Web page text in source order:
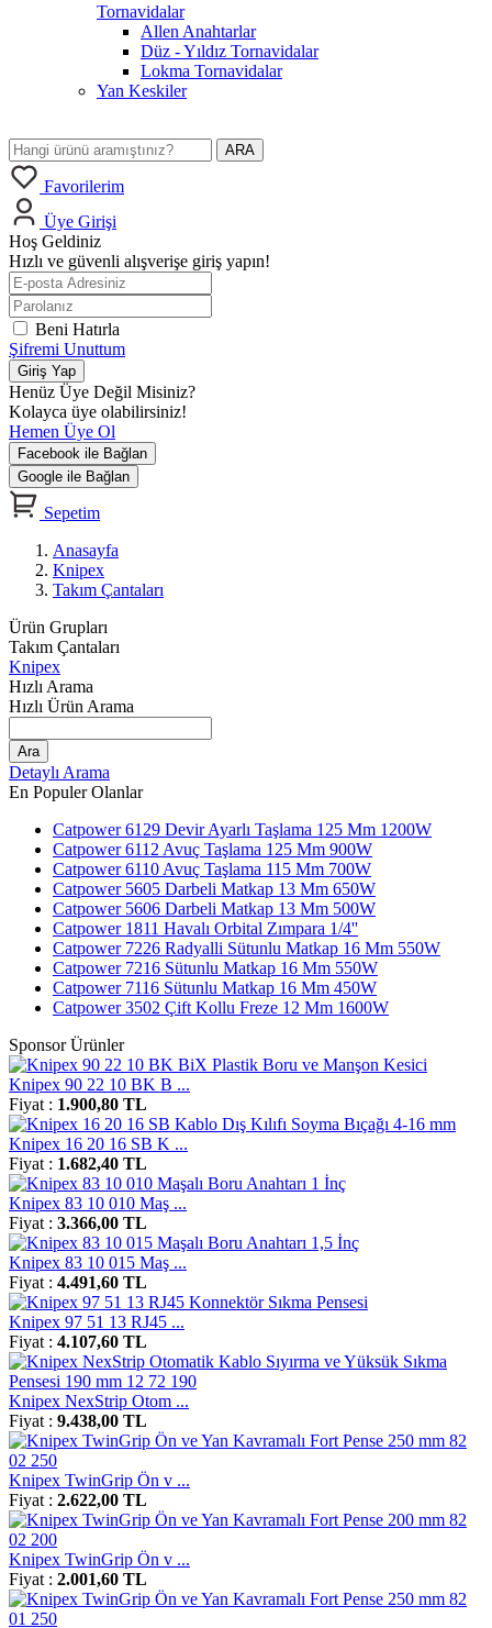
Tornavidalar
Allen Anahtarlar
Düz - Yıldız Tornavidalar
Lokma Tornavidalar
Yan Keskiler
ARA
Favorilerim
Üye Girişi
Hoş Geldiniz
Hızlı ve güvenli alışverişe giriş yapın!
Beni Hatırla
Şifremi Unuttum
Giriş Yap
Henüz Üye Değil Misiniz?
Kolayca üye olabilirsiniz!
Hemen Üye Ol
Facebook ile Bağlan
Google ile Bağlan
Sepetim
Anasayfa
Knipex
Takım Çantaları
Ürün Grupları
Takım Çantaları
Knipex
Hızlı Arama
Hızlı Ürün Arama
Ara
Detaylı Arama
En Populer Olanlar
Catpower 6129 Devir Ayarlı Taşlama 125 Mm 1200W
Catpower 6112 Avuç Taşlama 125 Mm 900W
Catpower 6110 Avuç Taşlama 115 Mm 700W
Catpower 5605 Darbeli Matkap 13 Mm 650W
Catpower 5606 Darbeli Matkap 13 Mm 500W
Catpower 1811 Havalı Orbital Zımpara 1/4''
Catpower 7226 Radyalli Sütunlu Matkap 16 Mm 550W
Catpower 7216 Sütunlu Matkap 16 Mm 550W
Catpower 7116 Sütunlu Matkap 16 Mm 450W
Catpower 3502 Çift Kollu Freze 12 Mm 1600W
Sponsor Ürünler
Knipex 90 22 10 BK B ...
Fiyat : 1.900,80 TL
Knipex 16 20 16 SB K ...
Fiyat : 1.682,40 TL
Knipex 83 10 010 Maş ...
Fiyat : 3.366,00 TL
Knipex 83 10 015 Maş ...
Fiyat : 4.491,60 TL
Knipex 97 51 13 RJ45 ...
Fiyat : 4.107,60 TL
Knipex NexStrip Otom ...
Fiyat : 9.438,00 TL
Knipex TwinGrip Ön v ...
Fiyat : 2.622,00 TL
Knipex TwinGrip Ön v ...
Fiyat : 2.001,60 TL